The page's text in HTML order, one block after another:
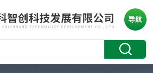
导航